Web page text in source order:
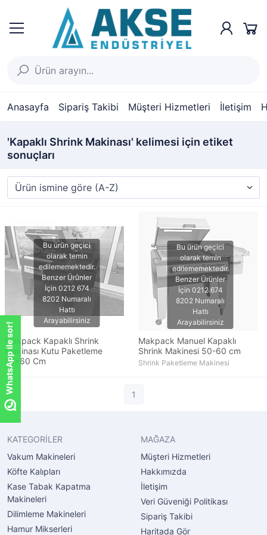
Anasayfa Sipariş Takibi Müşteri Hizmetleri İletişim
'Kapaklı Shrink Makinası' kelimesi için etiket
sonuçları
Makpack Kapaklı Shrink
Makinası Kutu Paketleme
50*60 Cm
Makpack Manuel Kapaklı
Shrink Makinesi 50-60 cm
Shrink Paketleme Makinesi
1
KATEGORİLER
Vakum Makineleri
Köfte Kalıpları
Kase Tabak Kapatma
Makineleri
Dilimleme Makineleri
Hamur Mikserleri
MAĞAZA
Müşteri Hizmetleri
Hakkımızda
İletişim
Veri Güveniği Politikası
Sipariş Takibi
Haritada Gör
WhatsApp ile sor!